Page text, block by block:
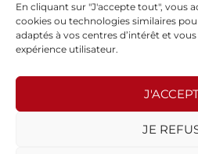
En cliquant sur "J'accepte tout", vous
cookies ou technologies similaires
adaptés à vos centres d’intérêt et
expérience utilisateur.
JE
Espace
Politique de